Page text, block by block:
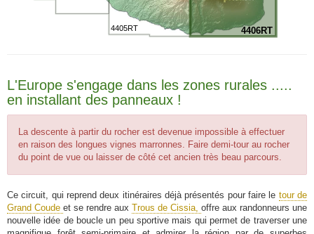
4405RT 4406RT
L'Europe s'engage dans les zones rurales .....
en installant des panneaux !
La descente à partir du rocher est devenue impossible à effectuer
en raison des longues vignes marronnes. Faire demi-tour au rocher
du point de vue ou laisser de côté cet ancien très beau parcours.
Ce circuit, qui reprend deux itinéraires déjà présentés pour faire le tour de
Grand Coude et se rendre aux Trous de Cissia, offre aux randonneurs une
nouvelle idée de boucle un peu sportive mais qui permet de traverser une